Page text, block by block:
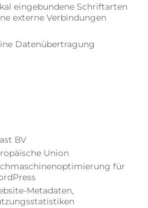
eingebundene Schriftarten
externe Verbindungen
Datenübertragung
BV
Union
für
Metadaten,